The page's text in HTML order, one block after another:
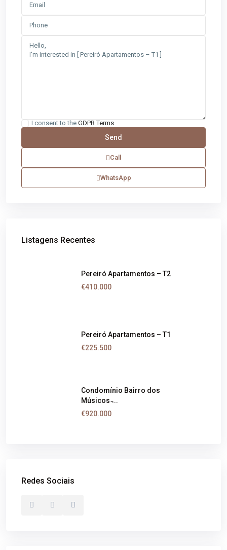
I consent to the GDPR Terms
Call
WhatsApp
Listagens Recentes
Pereiró Apartamentos – T2
€410.000
Pereiró Apartamentos – T1
€225.500
Condomínio Bairro dos
Músicos ̵...
€920.000
Redes Sociais